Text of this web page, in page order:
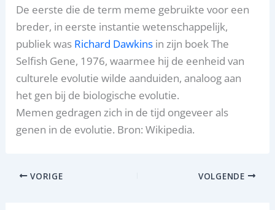
De eerste die de term meme gebruikte voor een
breder, in eerste instantie wetenschappelijk,
publiek was Richard Dawkins in zijn boek The
Selfish Gene, 1976, waarmee hij de eenheid van
culturele evolutie wilde aanduiden, analoog aan
het gen bij de biologische evolutie.
Memen gedragen zich in de tijd ongeveer als
genen in de evolutie. Bron: Wikipedia.
VORIGE VOLGENDE